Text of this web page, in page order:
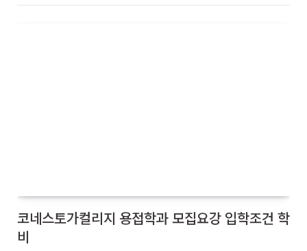
코네스토가컬리지 용접학과 모집요강 입학조건 학
비